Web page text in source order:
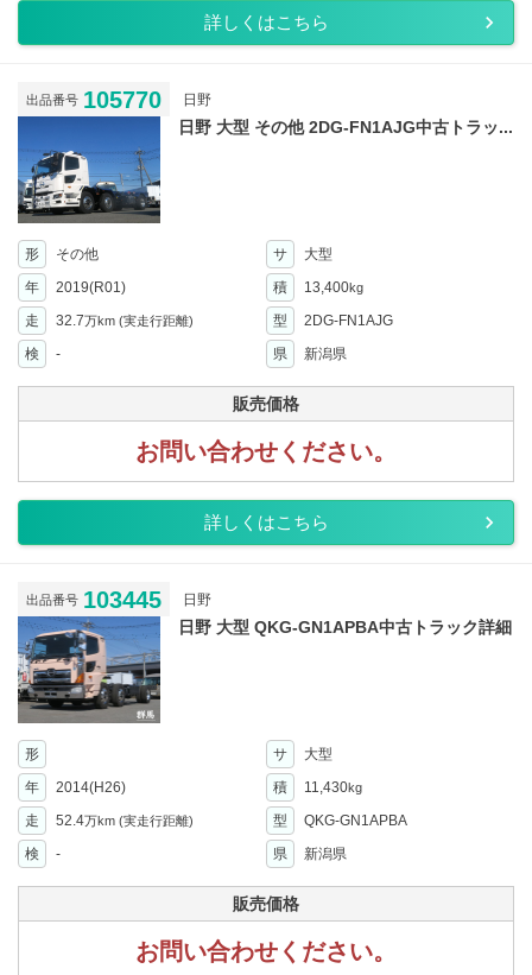
詳しくはこちら
出品番号 105770 日野
日野 大型 その他 2DG-FN1AJG中古トラッ...
形 その他 サ
大型
年
2019(R01) 積 13,400kg
走 32.7万km (実走行距離) 型
2DG-FN1AJG
検
- 県 新潟県
販売価格
お問い合わせください。
詳しくはこちら
出品番号 103445 日野
日野 大型 QKG-GN1APBA中古トラック詳細
形 サ
大型
年
2014(H26) 積 11,430kg
走 52.4万km (実走行距離) 型
QKG-GN1APBA
検
- 県 新潟県
販売価格
お問い合わせください。